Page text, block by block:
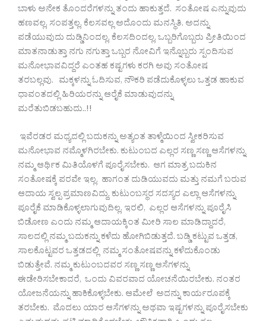
ಬಾಳು ಅನೇಕ ತೊಂದರೆಗಳನ್ನು ತಂದು ಹಾಕುತ್ತದೆ. ಸಂತೋಷ ಎನ್ನುವುದು
ಹಣವಲ್ಲ, ಸಂಪತ್ತಲ್ಲ, ಕೆಲಸವಲ್ಲ ಅದೊಂದು ಮನಸ್ಥಿತಿ. ಅದನ್ನು
ಪಡೆಯುವುದು ದುಡ್ಡಿನಿಂದಲ್ಲ, ಕೆಲಸದಿಂದಲ್ಲ, ಒಬ್ಬರಿಗೊಬ್ಬರು ಪ್ರೀತಿಯಿಂದ
ಮಾತನಾಡುತ್ತಾ ನಗು ನಗುತ್ತಾ ಒಬ್ಬರ ನೋವಿಗೆ ಇನ್ನೊಬ್ಬರು ಸ್ಪಂದಿಸುವ
ಮನೋಭಾವವಿದ್ದರೆ ಎಂತಹ ಕಷ್ಟಗಳು ಕರಗಿ ಅವು ಸಂತೋಷ
ತರಬಲ್ಲವು. ಮಕ್ಕಳನ್ನು ಓದಿಸುವ, ನೌಕರಿ ಪಡೆದುಕೊಳ್ಳಲು ಒತ್ತಡ ಹಾಕುವ
ಧಾವಂತದಲ್ಲಿ ಹಿರಿಯರನ್ನು ಆರೈಕೆ ಮಾಡುವುದನ್ನು
ಮರೆತುಬಿಡಬಹುದು..!!
ಇವೆರಡರ ಮಧ್ಯದಲ್ಲಿ ಬದುಕನ್ನು ಅತ್ಯಂತ ತಾಳ್ಮೆಯಿಂದ ಸ್ವೀಕರಿಸುವ
ಮನೋಭಾವ ನಮ್ಮೊಳಗಿರಬೇಕು. ಕುಟುಂಬದ ಎಲ್ಲರ ಸಣ್ಣ ಸಣ್ಣ ಆಸೆಗಳನ್ನು
ನಮ್ಮ ಆರ್ಥಿಕ ಮಿತಿಯೊಳಗೆ ಪೂರೈಸಬೇಕು. ಆಗ ಮಾತ್ರ ಬದುಕಿನ
ಸಂತೋಷಕ್ಕೆ ಪರವೇ ಇಲ್ಲ. ಹಾಗಂತ ದುಡಿಯುವದು ಮತ್ತು ನಮಗೆ ಬರುವ
ಆದಾಯ ಸ್ವಲ್ಪ ಪ್ರಮಾಣವಿದ್ದು, ಕುಟುಂಬಸ್ಥರ ಸದಸ್ಯರ ಎಲ್ಲಾ ಆಸೆಗಳನ್ನು
ಪೂರೈಕೆ ಮಾಡಿಕೊಳ್ಳಲಾಗುವುದಿಲ್ಲ. ಇರಲಿ, ಎಲ್ಲರ ಆಸೆಗಳನ್ನು ಪೂರೈಸಿ
ಬಿಡೋಣ ಎಂದು ನಮ್ಮ ಆದಾಯಕ್ಕಿಂತ ಮೀರಿ ಸಾಲ ಮಾಡಿದ್ದಾದರೆ,
ಸಾಲದಲ್ಲಿ ನಮ್ಮ ಬದುಕನ್ನು ಕಳೆದು ಹೋಗಿಬಿಡುತ್ತದೆ. ಬಡ್ಡಿ ಕಟ್ಟುವ ಒತ್ತಡ,
ಸಾಲಕೊಟ್ಟವರ ಒತ್ತಡದಲ್ಲಿ ನಮ್ಮ ಸಂತೋಷವನ್ನು ಕಳೆದುಕೊಂಡು
ಬಿಡುತ್ತೇವೆ. ನಮ್ಮ ಕುಟುಂಬದವರ ಸಣ್ಣ ಸಣ್ಣ ಆಸೆಗಳನ್ನು
ಈಡೇರಿಸಬೇಕಾದರೆ, ಒಂದು ವಿವರವಾದ ಯೋಚನೆಯಿರಬೇಕು. ನಂತರ
ಯೋಜನೆಯನ್ನು ಹಾಕಿಕೊಳ್ಳಬೇಕು. ಆಮೇಲೆ ಅದನ್ನು ಕಾರ್ಯರೂಪಕ್ಕೆ
ತರಬೇಕು. ಮೊದಲು ಯಾರ ಆಸೆಗಳನ್ನು ಅಥವಾ ಇಷ್ಟಗಳನ್ನು ಪೂರೈಸಬೇಕು